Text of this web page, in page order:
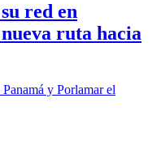
red en
ruta hacia
y Porlamar el